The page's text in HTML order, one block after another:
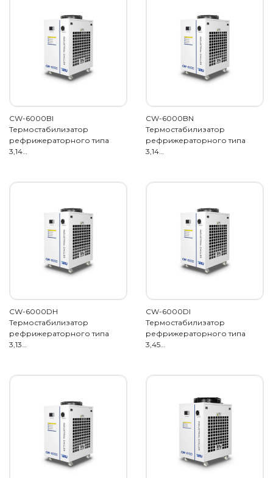
CW-6000BI
Термостабилизатор
рефрижераторного типа
3,14…
CW-6000BN
Термостабилизатор
рефрижераторного типа
3,14…
CW-6000DH
Термостабилизатор
рефрижераторного типа
3,13…
CW-6000DI
Термостабилизатор
рефрижераторного типа
3,45…